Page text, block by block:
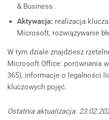
& Business.
Aktywacja: realizacja
Microsoft, rozwiązywanie
W tym dziale znajdziesz
Microsoft Office: porównania
365), informacje o legalności
kluczowych pojęć.
Ostatnia aktualizacja: